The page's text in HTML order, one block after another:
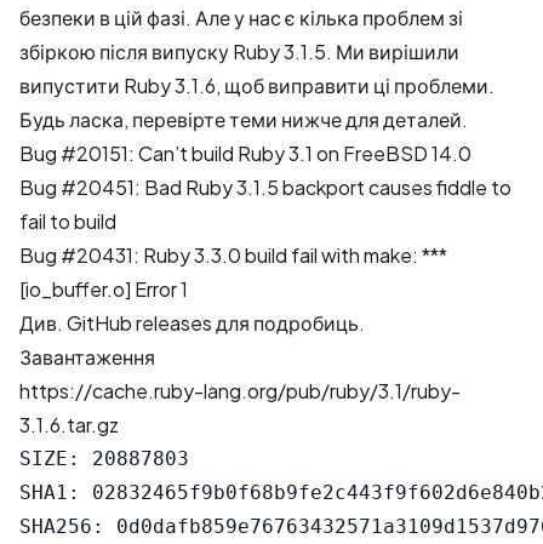
безпеки в цій фазі. Але у нас є кілька проблем зі
збіркою після випуску Ruby 3.1.5. Ми вирішили
випустити Ruby 3.1.6, щоб виправити ці проблеми.
Будь ласка, перевірте теми нижче для деталей.
Bug #20151: Can’t build Ruby 3.1 on FreeBSD 14.0
Bug #20451: Bad Ruby 3.1.5 backport causes fiddle to
fail to build
Bug #20431: Ruby 3.3.0 build fail with make: ***
[io_buffer.o] Error 1
Див. GitHub releasesдля подробиць.
Завантаження
https://cache.ruby-lang.org/pub/ruby/3.1/ruby-
3.1.6.tar.gz
SIZE: 20887803
SHA1:
SHA256: